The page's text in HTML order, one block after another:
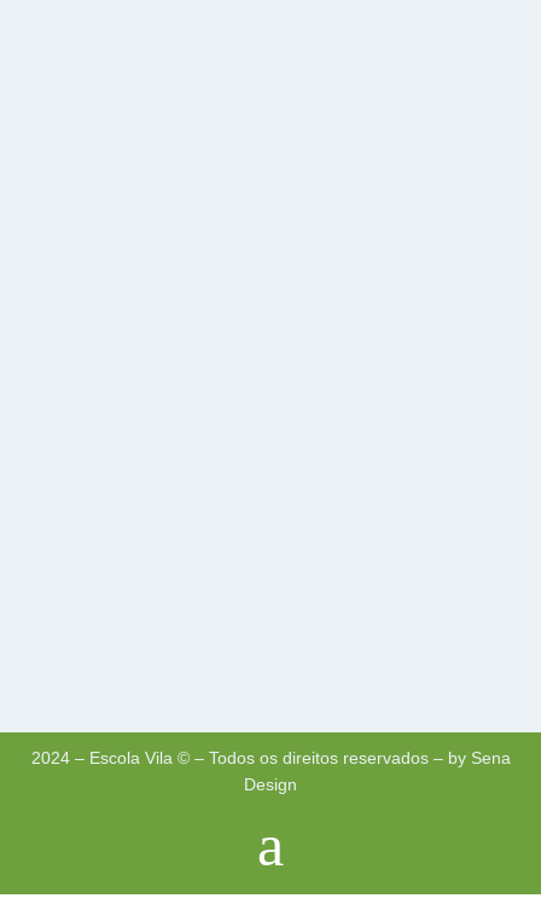
2024 – Escola Vila © – Todos os direitos reservados – by Sena
Design